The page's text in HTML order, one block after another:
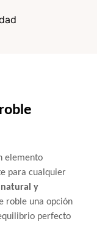
elemento
para cualquier
natural y
roble una opción
perfecto